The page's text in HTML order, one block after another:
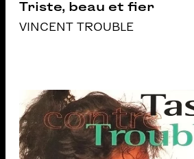
Triste, beau et fier
VINCENT TROUBLE